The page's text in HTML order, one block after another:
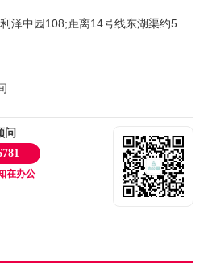
泽中园108;距离14号线东湖渠约544米
问
在办公